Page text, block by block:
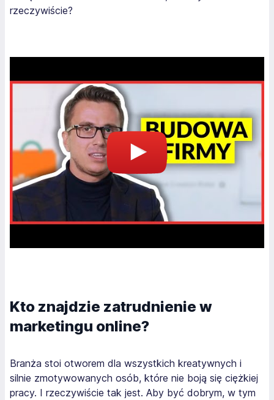
rzeczywiście?
Kto znajdzie zatrudnienie w
marketingu online?
Branża stoi otworem dla wszystkich kreatywnych i
silnie zmotywowanych osób, które nie boją się ciężkiej
pracy. I rzeczywiście tak jest. Aby być dobrym, w tym